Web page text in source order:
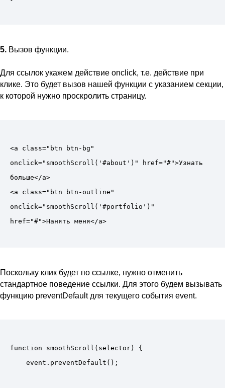
5. Вызов функции.
Для ссылок укажем действие onclick, т.е. действие при
клике. Это будет вызов нашей функции с указанием секции,
к которой нужно проскролить страницу.
<a class="btn btn-bg"
onclick="smoothScroll('#about')" href="#">Узнать
больше</a>
<a class="btn btn-outline"
onclick="smoothScroll('#portfolio')"
Поскольку клик будет по ссылке, нужно отменить
стандартное поведение ссылки. Для этого будем вызывать
функцию preventDefault для текущего события event.
function smoothScroll(selector) {